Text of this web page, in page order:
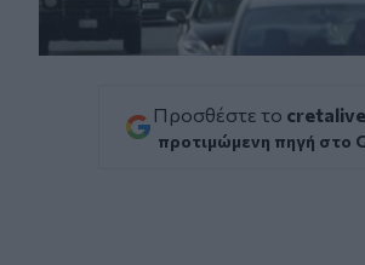
Προσθέστε το
προτιμώμενη πηγή στο